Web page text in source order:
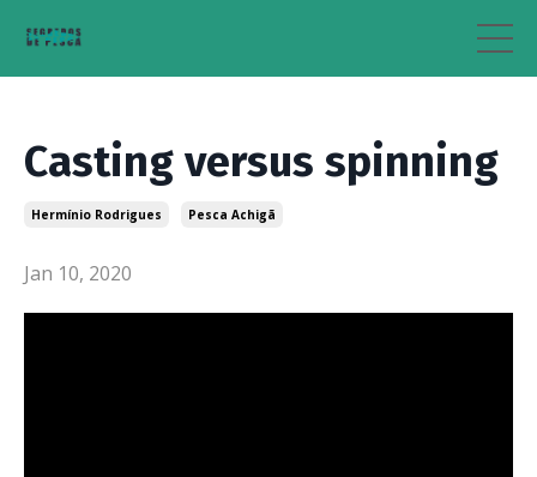
Casting versus spinning
Hermínio Rodrigues Pesca Achigã
Jan 10, 2020